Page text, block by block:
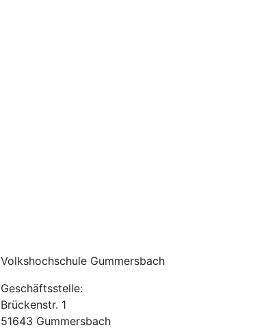
Volkshochschule Gummersbach
Geschäftsstelle:
Brückenstr. 1
51643 Gummersbach